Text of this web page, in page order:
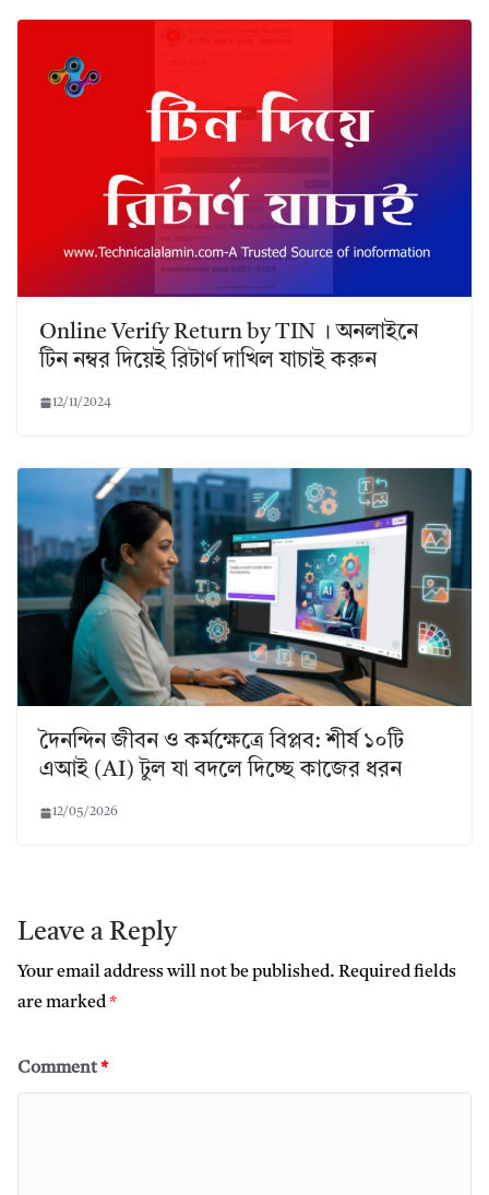
Online Verify Return by TIN । অনলাইনে
টিন নম্বর দিয়েই রিটার্ণ দাখিল যাচাই করুন
12/11/2024
দৈনন্দিন জীবন ও কর্মক্ষেত্রে বিপ্লব: শীর্ষ ১০টি
এআই (AI) টুল যা বদলে দিচ্ছে কাজের ধরন
12/05/2026
Leave a Reply
Your email address will not be published. Required fields
are marked*
Comment*